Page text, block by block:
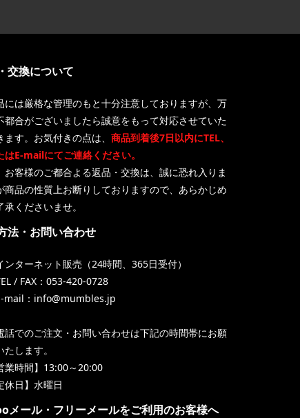
交換について
には厳格な管理のもと十分注意しておりますが、万
都合がございましたら誠意をもって対応させていた
ます。お気付きの点は、 商品到着後7日以内にTEL、
はE-mailにてご連絡ください。
お客様のご都合よる返品・交換は、誠に恐れ入りま
商品の性質上お断りしておりますので、あらかじめ
承くださいませ。
法・お問い合わせ
ンターネット販売（24時間、365日受付）
/ FAX：053-420-0728
mail：info@mumbles.jp
話でのご注文・お問い合わせは下記の時間帯にお願
たします。
業時間】13:00～20:00
休日】水曜日
メール・フリーメールをご利用のお客様へ